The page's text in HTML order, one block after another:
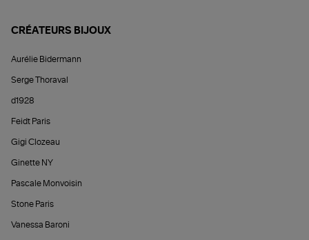
CRÉATEURS BIJOUX
Aurélie Bidermann
Serge Thoraval
d1928
Feidt Paris
Gigi Clozeau
Ginette NY
Pascale Monvoisin
Stone Paris
Vanessa Baroni